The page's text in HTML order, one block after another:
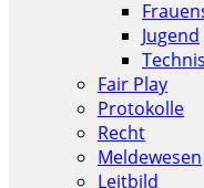
Jugend
Fair Play
Protokolle
Recht
Meldewesen
Leitbild